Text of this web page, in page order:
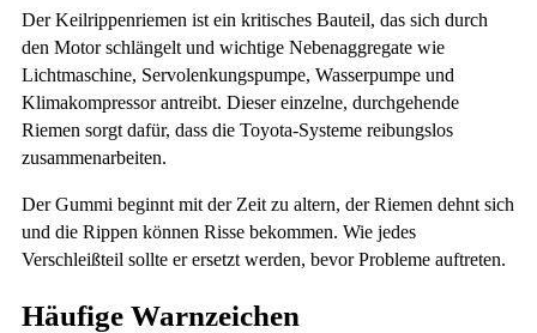
Der Keilrippenriemen ist ein kritisches Bauteil, das sich durch
den Motor schlängelt und wichtige Nebenaggregate wie
Lichtmaschine, Servolenkungspumpe, Wasserpumpe und
Klimakompressor antreibt. Dieser einzelne, durchgehende
Riemen sorgt dafür, dass die Toyota-Systeme reibungslos
zusammenarbeiten.
Der Gummi beginnt mit der Zeit zu altern, der Riemen dehnt sich
und die Rippen können Risse bekommen. Wie jedes
Verschleißteil sollte er ersetzt werden, bevor Probleme auftreten.
Häufige Warnzeichen